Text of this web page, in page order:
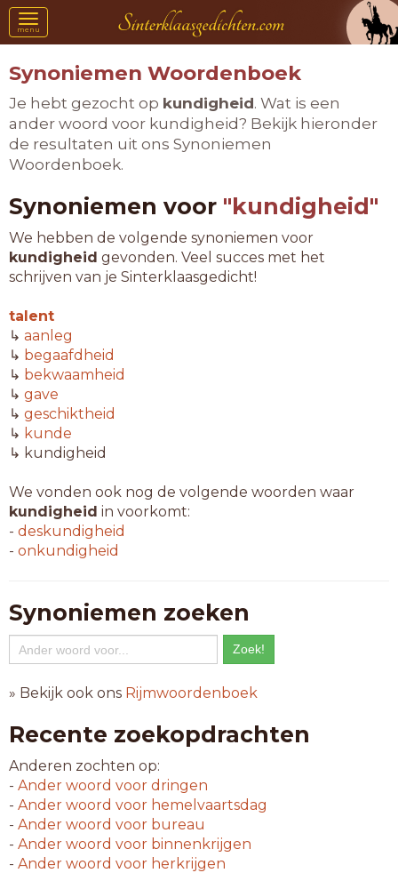
Toggle
navigation
menu
Synoniemen Woordenboek
Je hebt gezocht op kundigheid. Wat is een
ander woord voor kundigheid? Bekijk hieronder
de resultaten uit ons Synoniemen
Woordenboek.
Synoniemen voor "kundigheid"
We hebben de volgende synoniemen voor
kundigheid gevonden. Veel succes met het
schrijven van je Sinterklaasgedicht!
talent
↳ aanleg
↳ begaafdheid
↳ bekwaamheid
↳ gave
↳ geschiktheid
↳ kunde
↳ kundigheid
We vonden ook nog de volgende woorden waar
kundigheid in voorkomt:
- deskundigheid
- onkundigheid
Synoniemen zoeken
» Bekijk ook ons Rijmwoordenboek
Recente zoekopdrachten
Anderen zochten op:
- Ander woord voor dringen
- Ander woord voor hemelvaartsdag
- Ander woord voor bureau
- Ander woord voor binnenkrijgen
- Ander woord voor herkrijgen